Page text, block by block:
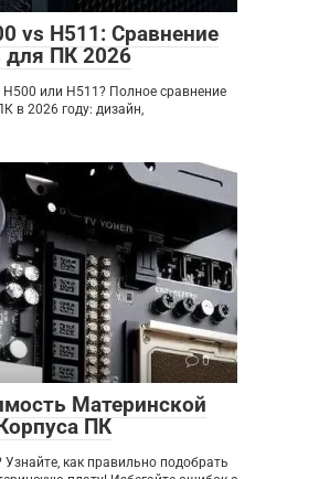
vs H511: Сравнение
для ПК 2026
H500 или H511? Полное сравнение
в 2026 году: дизайн,
0
Материнской
ПК
как правильно подобрать